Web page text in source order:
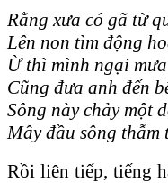
Rằng xưa có gã từ
Lên non tìm động
Ừ thì mình ngại
Cũng đưa anh đến b
Sông nàychảy một d
Mâyđầu sông thẫm
Rồi liên tiếp, tiếng